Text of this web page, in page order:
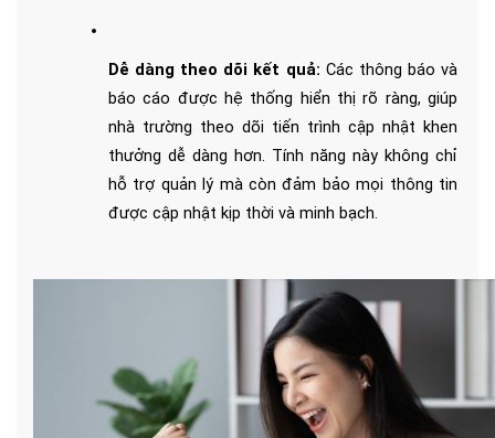
Dễ dàng theo dõi kết quả: Các thông báo và
báo cáo được hệ thống hiển thị rõ ràng, giúp
nhà trường theo dõi tiến trình cập nhật khen
thưởng dễ dàng hơn. Tính năng này không chỉ
hỗ trợ quản lý mà còn đảm bảo mọi thông tin
được cập nhật kịp thời và minh bạch.